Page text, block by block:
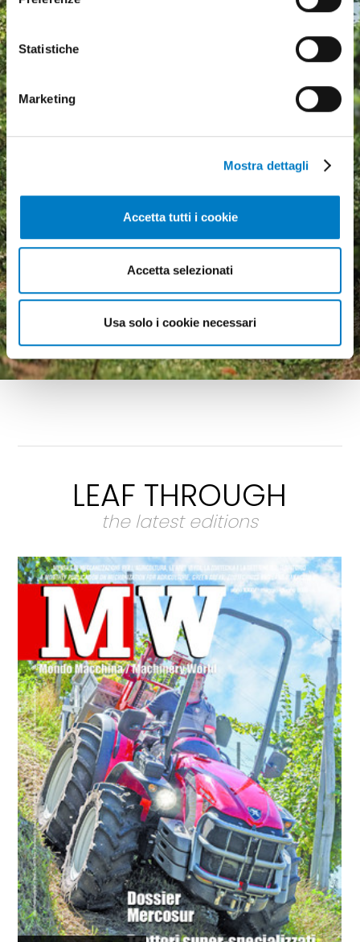
Statistiche
Marketing
Mostra dettagli
Accetta tutti i cookie
Accetta selezionati
Usa solo i cookie necessari
Agricultural machinery, a
growing market but
economic uncertainty
weighs heavily
LEAF THROUGH
the latest editions